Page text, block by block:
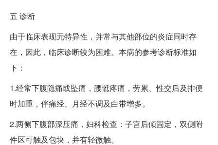
五 诊断
由于临床表现无特异性，并常与其他部位的炎症同时存
在，因此，临床诊断较为困难。本病的参考诊断标准如
下：
1.经常下腹隐痛或坠痛，腰骶疼痛，劳累、性交后及排便
时加重，伴痛经、月经不调及白带增多。
2.两侧下腹部深压痛，妇科检查：子宫后倾固定，双侧附
件区可触及包块，并有轻微触。